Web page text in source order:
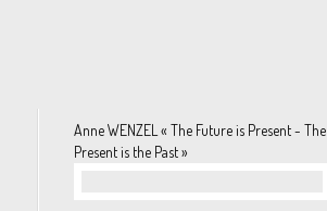
Anne WENZEL « The Future is Present - The
Present is the Past »